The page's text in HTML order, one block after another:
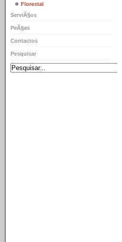
Florestal
ServiÃ§os
PeÃ§as
Contactos
Pesquisar